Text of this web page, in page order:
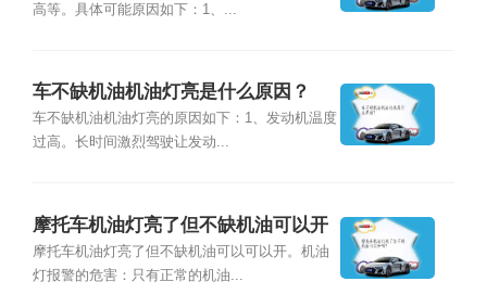
高等。具体可能原因如下：1、...
车不缺机油机油灯亮是什么原因？
车不缺机油机油灯亮的原因如下：1、发动机温度
过高。长时间激烈驾驶让发动...
摩托车机油灯亮了但不缺机油可以开
吗？
摩托车机油灯亮了但不缺机油可以可以开。机油
灯报警的危害：只有正常的机油...